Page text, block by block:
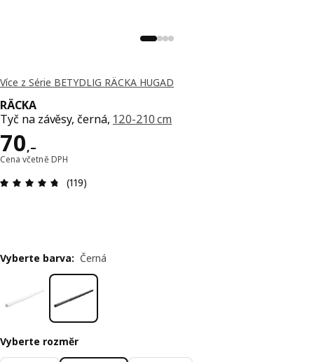
Více z Série BETYDLIG RÄCKA HUGAD
RÄCKA
Tyč na závěsy, černá, 120-210 cm
70,–
Cena 70,–
Cena včetně DPH
(119)
Vyberte barva: Černá
Vyberte rozměr